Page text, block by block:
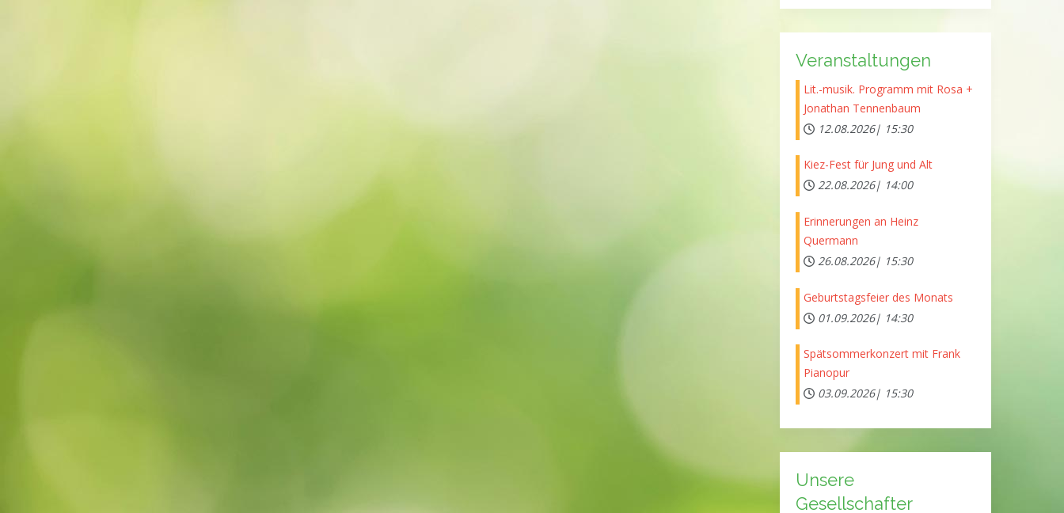
Veranstaltungen
Lit.-musik. Programm mit Rosa +
Jonathan Tennenbaum
12.08.2026| 15:30
Kiez-Fest für Jung und Alt
22.08.2026| 14:00
Erinnerungen an Heinz
Quermann
26.08.2026| 15:30
Geburtstagsfeier des Monats
01.09.2026| 14:30
Spätsommerkonzert mit Frank
Pianopur
03.09.2026| 15:30
Unsere
Gesellschafter